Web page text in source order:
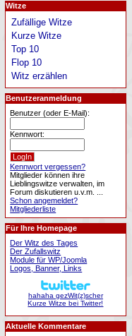
Witze
Zufällige Witze
Kurze Witze
Top 10
Flop 10
Witz erzählen
Benutzeranmeldung
Benutzer (oder E-Mail):
Kennwort:
Kennwort vergessen?
Mitglieder können ihre
Lieblingswitze verwalten, im
Forum diskutieren u.v.m. ...
Schon angemeldet?
Mitgliederliste
Für Ihre Homepage
Der Witz des Tages
Der Zufallswitz
Module für WP/Joomla
Logos, Banner, Links
hahaha gezWit(z)scher
Kurze Witze bei Twitter!
Aktuelle Kommentare